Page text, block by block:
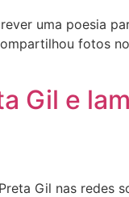
uma poesia
fotos
Gil e
Gil nas